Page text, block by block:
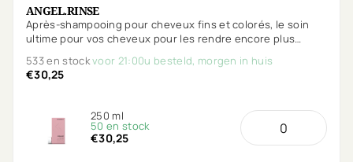
ANGEL.RINSE
Après-shampooing pour cheveux fins et colorés, le soin
ultime pour vos cheveux pour les rendre encore plus
533 en stockvoor 21:00u besteld, morgen in huis
€30,25
250 ml
50 en stock
€30,25